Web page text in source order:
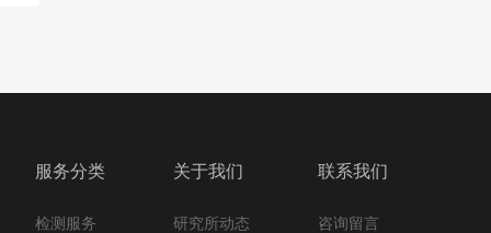
服务分类
检测服务
关于我们
研究所动态
联系我们
咨询留言